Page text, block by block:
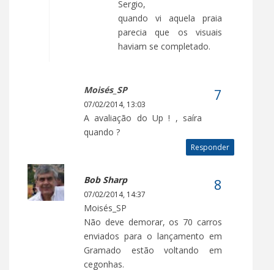
Sergio,
quando vi aquela praia
parecia que os visuais
haviam se completado.
Moisés_SP
07/02/2014, 13:03
A avaliação do Up ! , saíra
quando ?
Responder
Bob Sharp
07/02/2014, 14:37
Moisés_SP
Não deve demorar, os 70 carros
enviados para o lançamento em
Gramado estão voltando em
cegonhas.